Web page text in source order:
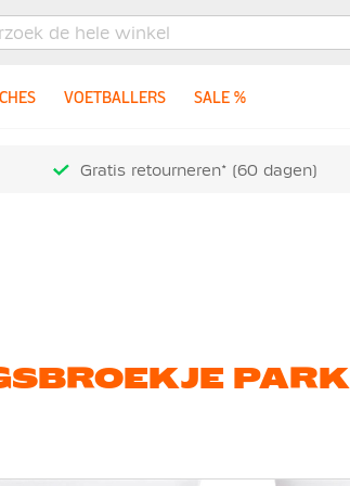
VOETBALLERS SALE %
Gratis retourneren* (60 dagen)
PARK